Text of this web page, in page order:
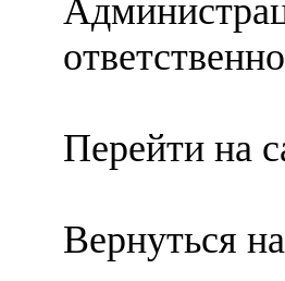
Перейти на
Вернуться на